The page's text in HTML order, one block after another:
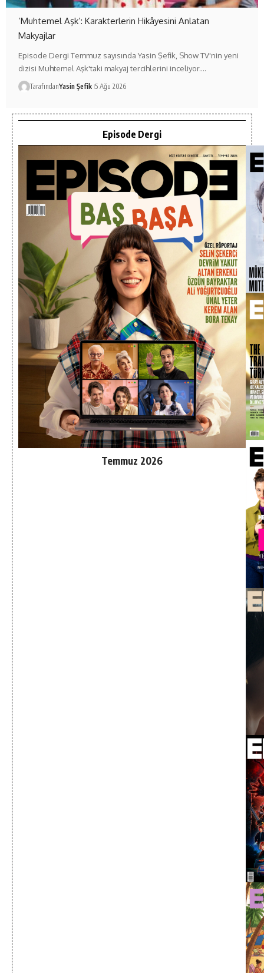
‘Muhtemel Aşk’: Karakterlerin Hikâyesini Anlatan
Makyajlar
Episode Dergi Temmuz sayısında Yasin Şefik, Show TV'nin yeni
dizisi Muhtemel Aşk'taki makyaj tercihlerini inceliyor.…
TarafındanYasin Şefik 5 Ağu 2026
Episode Dergi
Temmuz 2026